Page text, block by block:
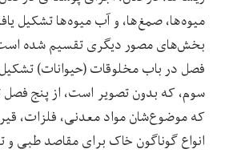
میوهها، صمغها، و آب میوهها تشکیل
بخش
فصل در باب مخلوقات (حیوانات)
سوم، که بدون تصویر است، از پنج فصل
که موضوعشان مواد معدنی، فلزات،
انواع گوناگون خاک برای مقاصد طبی و